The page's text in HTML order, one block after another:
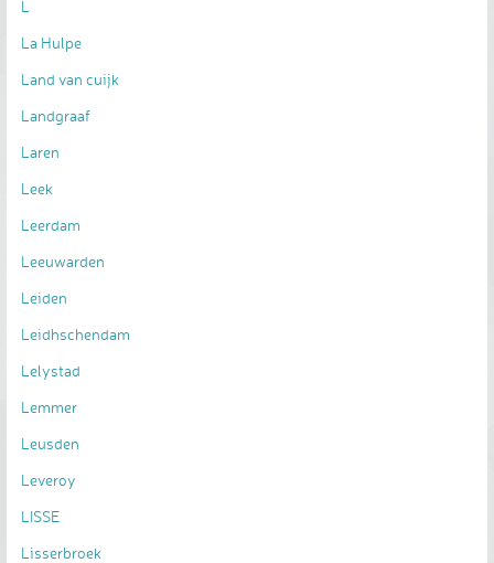
L
La Hulpe
Land van cuijk
Landgraaf
Laren
Leek
Leerdam
Leeuwarden
Leiden
Leidhschendam
Lelystad
Lemmer
Leusden
Leveroy
LISSE
Lisserbroek